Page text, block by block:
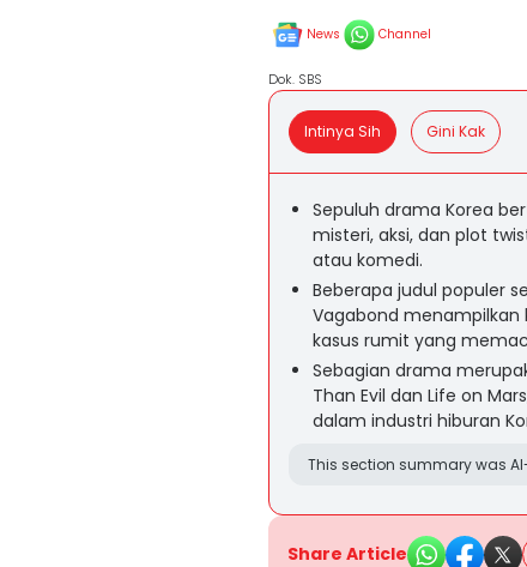
News Channel
Dok. SBS
Intinya Sih Gini Kak
Sepuluh drama Korea
misteri, aksi, dan plot
atau komedi.
Beberapa judul populer
Vagabond
kasus rumit yang
Sebagian drama
Than Evil dan Life on
dalam industri hiburan
This section summary was
Share Article